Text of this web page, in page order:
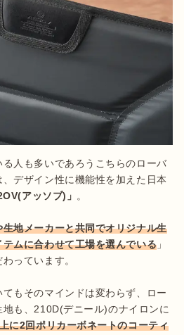
人も多いであろうこちらのローバ
デザイン性に機能性を加えた日本
アッソブ)」 。
地メーカーと共同でオリジナル生
ムに合わせて工場を選んでいる 」
っています。
もそのマインドは変わらず、ロー
も、210D(デニール)のナイロンに
に2回ポリカーボネートのコーティ